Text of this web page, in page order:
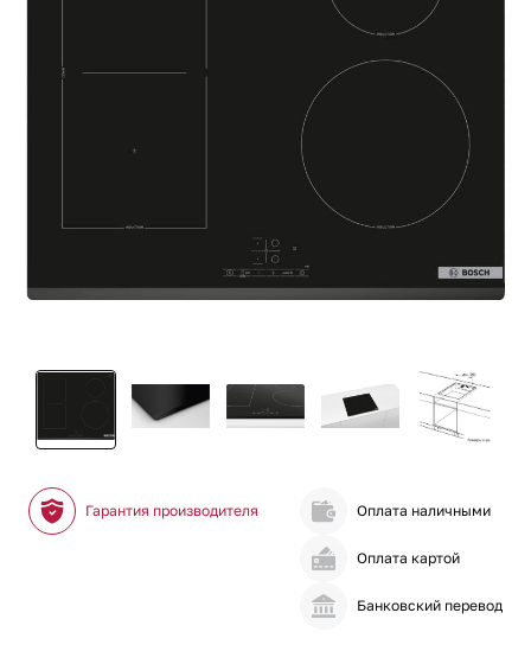
Гарантия производителя Оплата наличными
Оплата картой
Банковский перевод